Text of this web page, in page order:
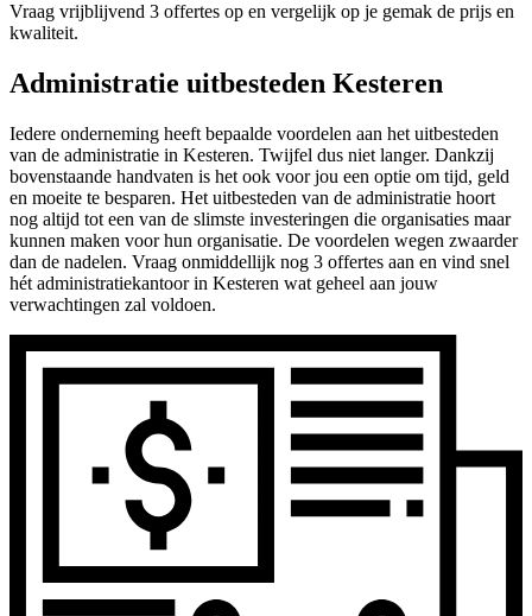
Vraag vrijblijvend 3 offertes op en vergelijk op je gemak de prijs en
kwaliteit.
Administratie uitbesteden Kesteren
Iedere onderneming heeft bepaalde voordelen aan het uitbesteden
van de administratie in Kesteren. Twijfel dus niet langer. Dankzij
bovenstaande handvaten is het ook voor jou een optie om tijd, geld
en moeite te besparen. Het uitbesteden van de administratie hoort
nog altijd tot een van de slimste investeringen die organisaties maar
kunnen maken voor hun organisatie. De voordelen wegen zwaarder
dan de nadelen. Vraag onmiddellijk nog 3 offertes aan en vind snel
hét administratiekantoor in Kesteren wat geheel aan jouw
verwachtingen zal voldoen.